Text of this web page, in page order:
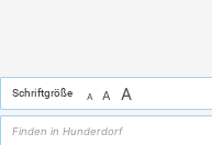
Schriftgröße A A A